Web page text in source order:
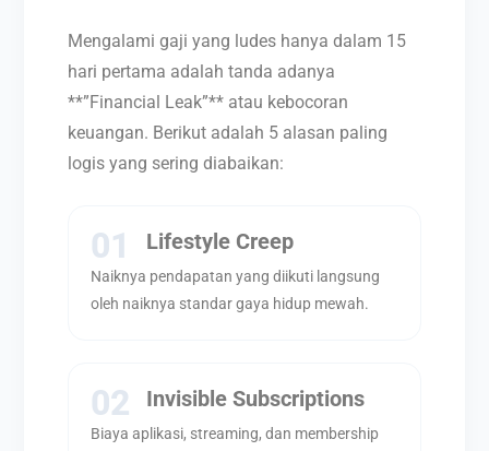
Mengalami gaji yang ludes hanya dalam 15
hari pertama adalah tanda adanya
**”Financial Leak”** atau kebocoran
keuangan. Berikut adalah 5 alasan paling
logis yang sering diabaikan:
01 Lifestyle Creep
Naiknya pendapatan yang diikuti langsung
oleh naiknya standar gaya hidup mewah.
02 Invisible Subscriptions
Biaya aplikasi, streaming, dan membership